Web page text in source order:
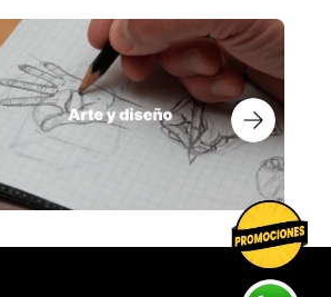
900
LOS ENIGMAS DE LA PEQUEÑA
AGATHA
ALBERTO Y FERNADEZ LIDIA
JIMGAR